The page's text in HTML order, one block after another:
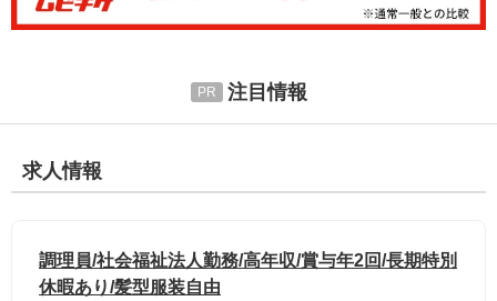
注目情報
求人情報
調理員/社会福祉法人勤務/高年収/賞与年2回/長期特別
休暇あり/髪型服装自由